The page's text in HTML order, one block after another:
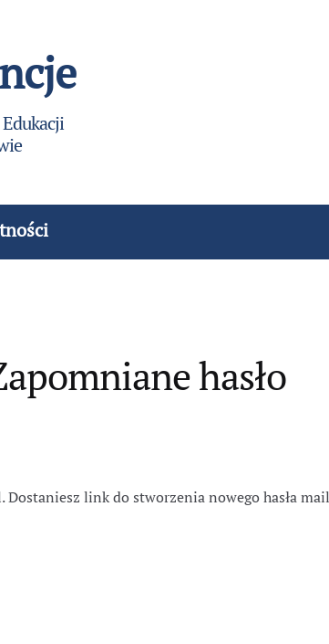
hasło
Dostaniesz link do stworzenia nowego hasła